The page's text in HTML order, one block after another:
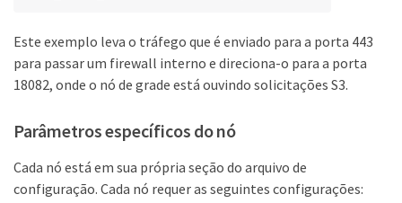
Este exemplo leva o tráfego que é enviado para a porta 443
para passar um firewall interno e direciona-o para a porta
18082, onde o nó de grade está ouvindo solicitações S3.
Parâmetros específicos do nó
Cada nó está em sua própria seção do arquivo de
configuração. Cada nó requer as seguintes configurações: